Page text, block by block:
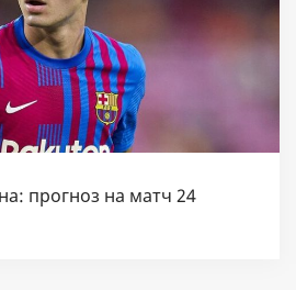
прогноз на матч 24